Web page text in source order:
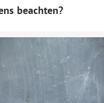
beachten?